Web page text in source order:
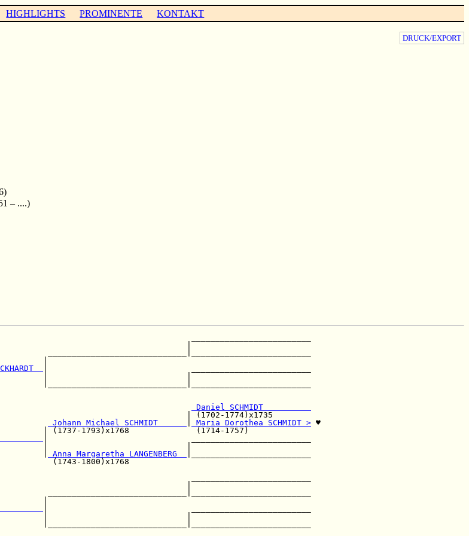
HIGHLIGHTS PROMINENTE KONTAKT
DRUCK/EXPORT
– ....)
_________________________
|                             |
|
Daniel SCHMIDT
| (1702-1774)x1735
Johann Michael SCHMIDT Maria Dorothea SCHMIDT > ♥
| (1737-1793)x1768              (1714-1757)
|                             |
Anna Margaretha LANGENBERG
(1743-1800)x1768
|                             |